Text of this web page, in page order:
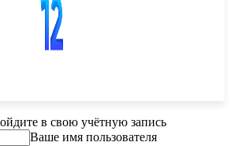
в свою учётную запись
Ваше имя пользователя